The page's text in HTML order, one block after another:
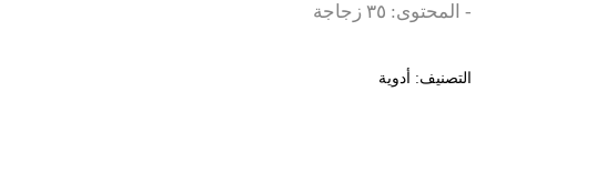
- المحتوى: ٣٥ زجاجة
التصنيف: أدوية